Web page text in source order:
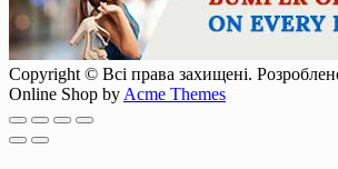
Copyright © Всі права захищені.
Online Shop by Acme Themes
Scroll
Up